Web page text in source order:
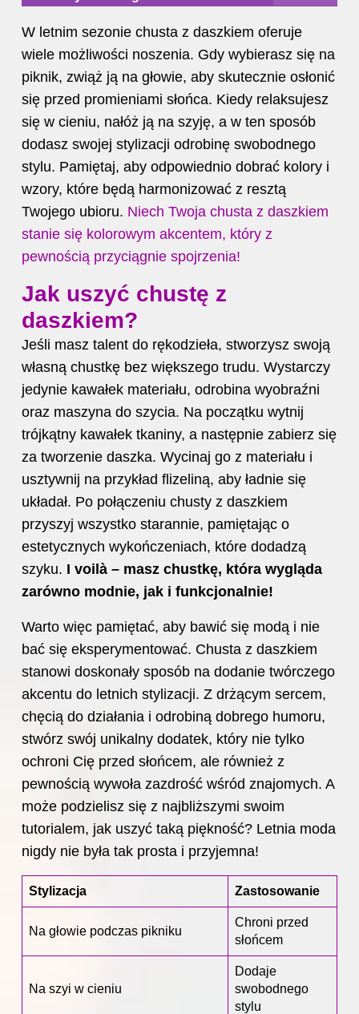
W letnim sezonie chusta z daszkiem oferuje
wiele możliwości noszenia. Gdy wybierasz się na
piknik, zwiąż ją na głowie, aby skutecznie osłonić
się przed promieniami słońca. Kiedy relaksujesz
się w cieniu, nałóż ją na szyję, a w ten sposób
dodasz swojej stylizacji odrobinę swobodnego
stylu. Pamiętaj, aby odpowiednio dobrać kolory i
wzory, które będą harmonizować z resztą
Twojego ubioru. Niech Twoja chusta z daszkiem
stanie się kolorowym akcentem, który z
pewnością przyciągnie spojrzenia!
Jak uszyć chustę z
daszkiem?
Jeśli masz talent do rękodzieła, stworzysz swoją
własną chustkę bez większego trudu. Wystarczy
jedynie kawałek materiału, odrobina wyobraźni
oraz maszyna do szycia. Na początku wytnij
trójkątny kawałek tkaniny, a następnie zabierz się
za tworzenie daszka. Wycinaj go z materiału i
usztywnij na przykład flizeliną, aby ładnie się
układał. Po połączeniu chusty z daszkiem
przyszyj wszystko starannie, pamiętając o
estetycznych wykończeniach, które dodadzą
szyku. I voilà – masz chustkę, która wygląda
zarówno modnie, jak i funkcjonalnie!
Warto więc pamiętać, aby bawić się modą i nie
bać się eksperymentować. Chusta z daszkiem
stanowi doskonały sposób na dodanie twórczego
akcentu do letnich stylizacji. Z drżącym sercem,
chęcią do działania i odrobiną dobrego humoru,
stwórz swój unikalny dodatek, który nie tylko
ochroni Cię przed słońcem, ale również z
pewnością wywoła zazdrość wśród znajomych. A
może podzielisz się z najbliższymi swoim
tutorialem, jak uszyć taką piękność? Letnia moda
nigdy nie była tak prosta i przyjemna!
Stylizacja Zastosowanie
Na głowie podczas pikniku
Chroni przed
słońcem
Na szyi w cieniu
Dodaje
swobodnego
stylu